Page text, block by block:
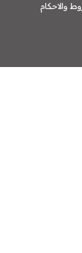
والاحكام